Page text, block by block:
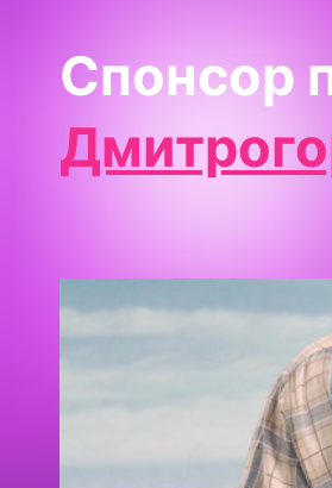
Спонсор